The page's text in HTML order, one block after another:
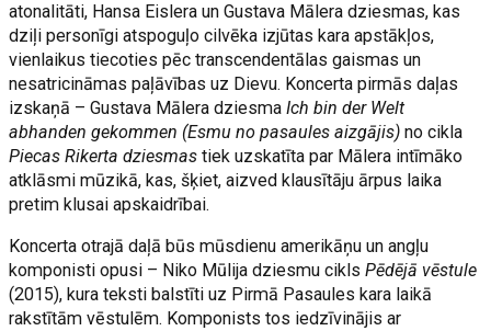
atonalitāti, Hansa Eislera un Gustava Mālera dziesmas, kas
dziļi personīgi atspoguļo cilvēka izjūtas kara apstākļos,
vienlaikus tiecoties pēc transcendentālas gaismas un
nesatricināmas paļāvības uz Dievu. Koncerta pirmās daļas
izskaņā – Gustava Mālera dziesma Ich bin der Welt
abhanden gekommen (Esmu no pasaules aizgājis)no cikla
Piecas Rikerta dziesmas tiek uzskatīta par Mālera intīmāko
atklāsmi mūzikā, kas, šķiet, aizved klausītāju ārpus laika
pretim klusai apskaidrībai.
Koncerta otrajā daļā būs mūsdienu amerikāņu un angļu
komponisti opusi – Niko Mūlija dziesmu ciklsPēdējā vēstule
(2015), kura teksti balstīti uz Pirmā Pasaules kara laikā
rakstītām vēstulēm. Komponists tos iedzīvinājis ar